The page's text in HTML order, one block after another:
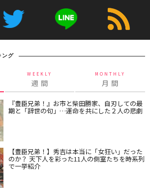
ング
WEEKLY
週 間
MONTHLY
月 間
『豊臣兄弟！』お市と柴田勝家、自刃しての最
期と「辞世の句」…運命を共にした２人の悲劇
【豊臣兄弟！】秀吉は本当に「女狂い」だった
のか？ 天下人を彩った11人の側室たちを時系列
で一挙紹介